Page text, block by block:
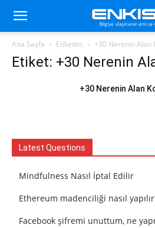
Ana Sayfa Etiketler +30 Nerenin Alan
Etiket: +30 Nerenin
+30 Nerenin Alan
Latest Questions
Mindfulness Nasıl İptal Edilir
Ethereum madenciliği nasıl
Facebook şifremi unuttum, ne